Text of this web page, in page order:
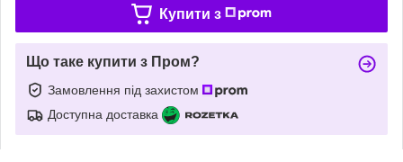
Купити з
Що таке купити з Пром?
Замовлення під захистом
Доступна доставка